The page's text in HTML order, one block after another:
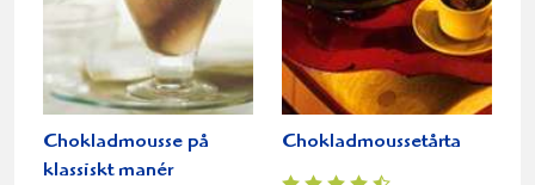
Chokladmousse på
klassiskt manér
Chokladmoussetårta